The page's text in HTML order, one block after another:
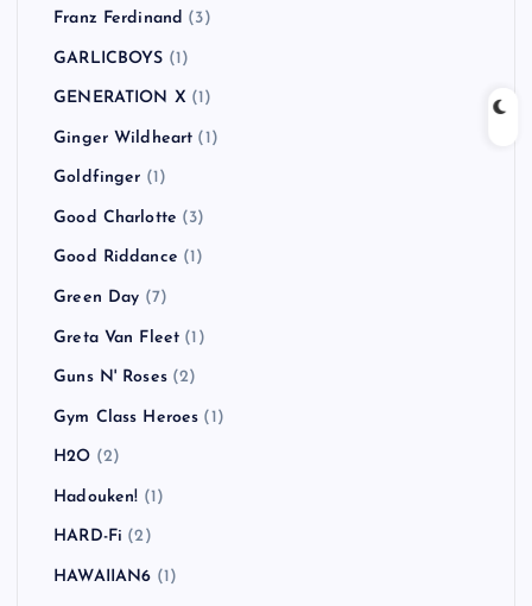
Franz Ferdinand (3)
GARLICBOYS (1)
GENERATION X (1)
Ginger Wildheart (1)
Goldfinger (1)
Good Charlotte (3)
Good Riddance (1)
Green Day (7)
Greta Van Fleet (1)
Guns N' Roses(2)
Gym Class Heroes (1)
H2O (2)
Hadouken! (1)
HARD-Fi (2)
HAWAIIAN6 (1)